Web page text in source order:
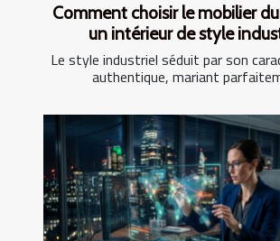
Comment choisir le mobilier
un intérieur de style
Le style industriel séduit par son
authentique, mariant